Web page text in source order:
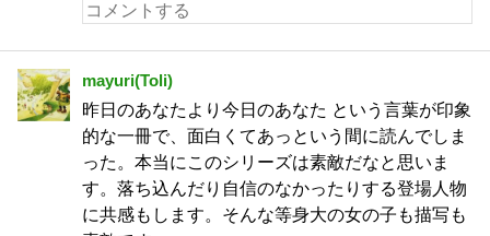
mayuri(Toli)
昨日のあなたより今日のあなた という言葉が印象
的な一冊で、面白くてあっという間に読んでしま
った。本当にこのシリーズは素敵だなと思いま
す。落ち込んだり自信のなかったりする登場人物
に共感もします。そんな等身大の女の子も描写も